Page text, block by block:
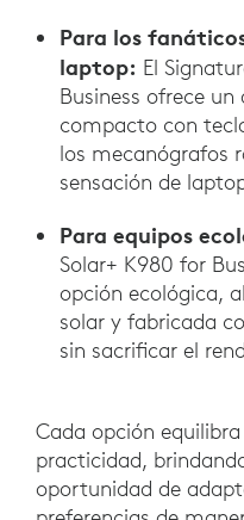
Para los
laptop: El
Business ofrece
compacto con
los mecanógrafos
sensación de
Para equipos
Solar+ K980 for
opción ecológica,
solar y fabricada
sin sacrificar el
Cada opción
practicidad,
oportunidad de